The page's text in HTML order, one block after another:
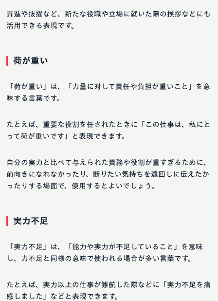
昇進や抜擢など、新たな役職や立場に就いた際の挨拶などにも
活用できる表現です。
荷が重い
「荷が重い」は、「力量に対して責任や負担が重いこと」を意
味する言葉です。
たとえば、重要な役割を任されたときに「この仕事は、私にと
って荷が重いです」と表現できます。
自分の実力と比べて与えられた責務や役割が重すぎるために、
前向きになれなかったり、断りたい気持ちを遠回しに伝えたか
ったりする場面で、使用するとよいでしょう。
実力不足
「実力不足」は、「能力や実力が不足していること」を意味
し、力不足と同様の意味で使われる場合が多い言葉です。
たとえば、実力以上の仕事が難航した際などに「実力不足を痛
感しました」などと表現できます。